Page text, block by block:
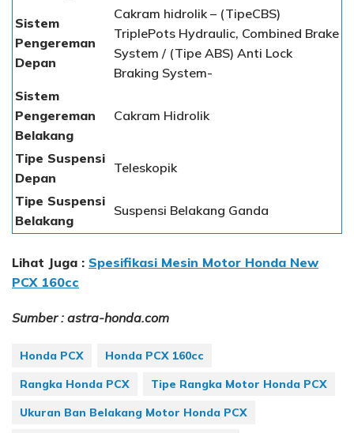
Sistem
Pengereman
Depan
Cakram hidrolik – (TipeCBS)
TriplePots Hydraulic, Combined Brake
System / (Tipe ABS) Anti Lock
Braking System-
Sistem
Pengereman
Belakang
Cakram Hidrolik
Tipe Suspensi
Depan
Teleskopik
Tipe Suspensi
Belakang
Suspensi Belakang Ganda
Lihat Juga : Spesifikasi Mesin Motor Honda New
PCX 160cc
Sumber : astra-honda.com
Honda PCX
Honda PCX 160cc
Rangka Honda PCX
Tipe Rangka Motor Honda PCX
Ukuran Ban Belakang Motor Honda PCX